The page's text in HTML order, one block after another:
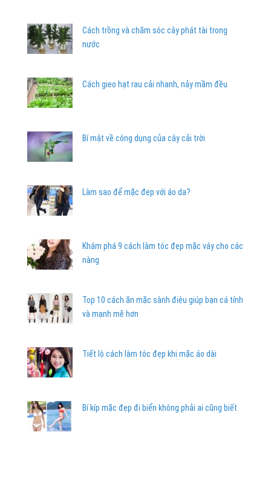
Cách trồng và chăm sóc cây phát tài trong
nước
Cách gieo hạt rau cải nhanh, nảy mầm đều
Bí mật về công dụng của cây cải trời
Làm sao để mặc đẹp với áo da?
Khám phá 9 cách làm tóc đẹp mặc váy cho các
nàng
Top 10 cách ăn mặc sành điệu giúp bạn cá tính
và mạnh mẽ hơn
Tiết lộ cách làm tóc đẹp khi mặc áo dài
Bí kíp mặc đẹp đi biển không phải ai cũng biết